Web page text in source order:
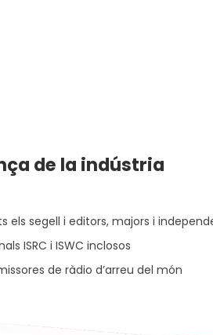
de la indústria
els segell i editors, majors i
ISRC i ISWC inclosos
de ràdio d’arreu del món